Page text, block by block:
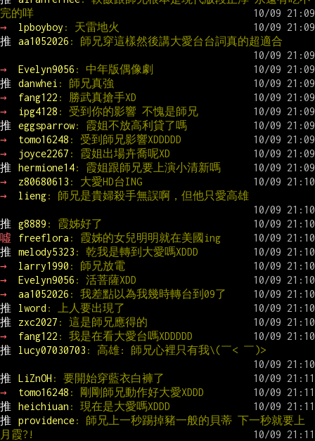
完的咩
→
lpboyboy : 天雷地火
推
aa1052026 : 師兄穿這樣然後講大愛台台詞真的超適合
→ Evelyn9056 : 中年版偶像劇
推
danwhei : 師兄真強
→
fang122 : 勝武真搶手XD
→
ipg4128 : 受到你的影響 不愧是師兄
推
eggsparrow: 霞姐不放高利貸了嗎
→
tomo16248 : 受到師兄影響XDDDDD
→
joyce2267 : 霞姐出場卉喬呢XD
推
hermione14: 霞姐跟師兄要上演小清新嗎
→
z80680613 : 大愛HD台ING
→
lieng: 師兄是貴婦殺手無誤啊，但他只愛高雄
推 g8889 : 霞姊好了
噓
freeflora : 霞姊的女兒明明就在美國ing
推
melody5323 : 乾我是轉到大愛嗎XDDD
→
larry1990 : 師兄放電
→
Evelyn9056 : 活菩薩XDD
→
aa1052026 : 我差點以為我幾時轉台到09了
推
lword : 上人要出現了
推
zxc2027 : 這是師兄應得的
→
fang122 : 我是在看大愛台嗎XDDDDD
推
lucy07030703 : 高雄: 師兄心裡只有我\(￣< ￣)>
推 LiZnOH : 要開始穿藍衣白褲了
→
tomo16248 : 剛剛師兄動作好大愛XDDD
推
heichiuan : 現在是大愛嗎XDDD
推
providence: 師兄上一秒踢掉豬一般的貝蒂 下一秒就要上
月霞?!